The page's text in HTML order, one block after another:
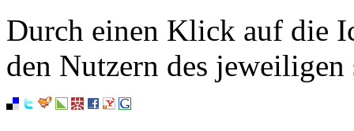
Durch einen Klick auf die
den Nutzern des